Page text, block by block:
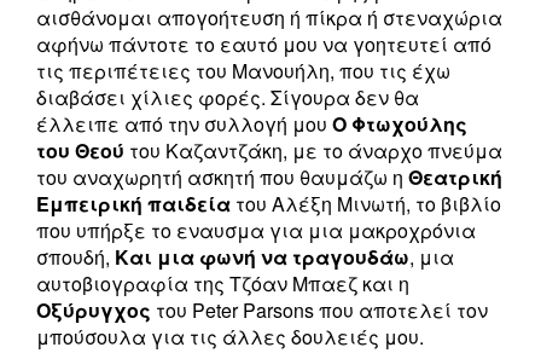
αισθάνομαι απογοήτευση ή πίκρα ή στεναχώρια
αφήνω πάντοτε το εαυτό μου να γοητευτεί από
τις περιπέτειες του Μανουήλη, που τις έχω
διαβάσει χίλιες φορές. Σίγουρα δεν θα
έλλειπε από την συλλογή μου Ο Φτωχούλης
του Θεού του Καζαντζάκη, με το άναρχο πνεύμα
του αναχωρητή ασκητή που θαυμάζω η Θεατρική
Εμπειρική παιδεία του Αλέξη Μινωτή, το βιβλίο
που υπήρξε το εναυσμα για μια μακροχρόνια
σπουδή, Και μια φωνή να τραγουδάω, μια
αυτοβιογραφία της Τζόαν Μπαεζ και η
Οξύρυγχος του Peter Parsons που αποτελεί τον
μπούσουλα για τις άλλες δουλειές μου.